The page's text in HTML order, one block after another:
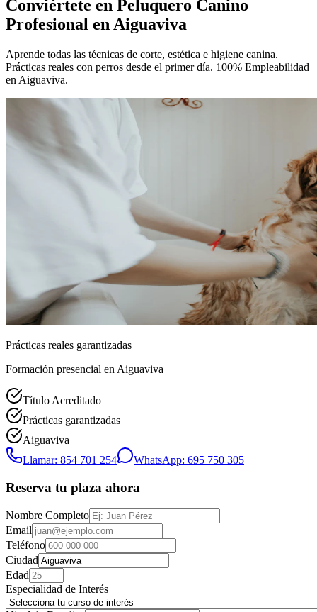
Conviértete en Peluquero Canino
Profesional en Aiguaviva
Aprende todas las técnicas de corte, estética e higiene canina.
Prácticas reales con perros desde el primer día. 100% Empleabilidad
en Aiguaviva.
Prácticas reales garantizadas
Formación presencial en Aiguaviva
Título Acreditado
Prácticas garantizadas
Aiguaviva
Llamar: 854 701 254
WhatsApp: 695 750 305
Reserva tu plaza ahora
Nombre Completo
Email
Teléfono
Ciudad
Edad
Especialidad de Interés